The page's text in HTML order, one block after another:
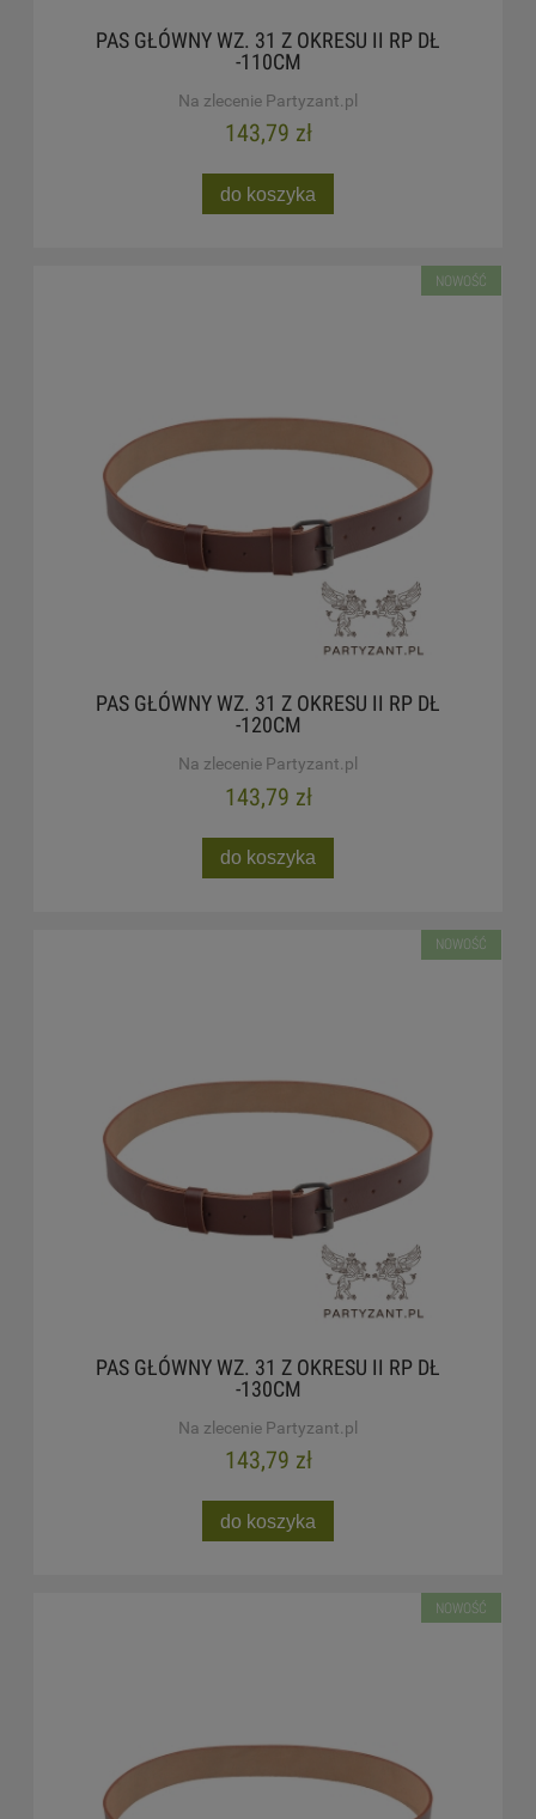
PAS GŁÓWNY WZ. 31 Z OKRESU II RP DŁ
-110CM
Na zlecenie Partyzant.pl
143,79 zł
do koszyka
PAS GŁÓWNY WZ. 31 Z OKRESU II RP DŁ
-120CM
Na zlecenie Partyzant.pl
143,79 zł
do koszyka
NOWOŚĆ
PAS GŁÓWNY WZ. 31 Z OKRESU II RP DŁ
-130CM
Na zlecenie Partyzant.pl
143,79 zł
do koszyka
NOWOŚĆ
NOWOŚĆ